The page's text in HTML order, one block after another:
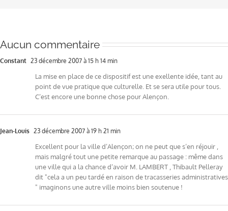
Aucun commentaire
Constant 23 décembre 2007 à 15 h 14 min
La mise en place de ce dispositif est une exellente idée, tant au
point de vue pratique que culturelle. Et se sera utile pour tous.
C’est encore une bonne chose pour Alençon.
Jean-Louis 23 décembre 2007 à 19 h 21 min
Excellent pour la ville d’Alençon; on ne peut que s’en réjouir ,
mais malgré tout une petite remarque au passage : même dans
une ville qui a la chance d’avoir M. LAMBERT , Thibault Pelleray
dit "cela a un peu tardé en raison de tracasseries administratives
" imaginons une autre ville moins bien soutenue !